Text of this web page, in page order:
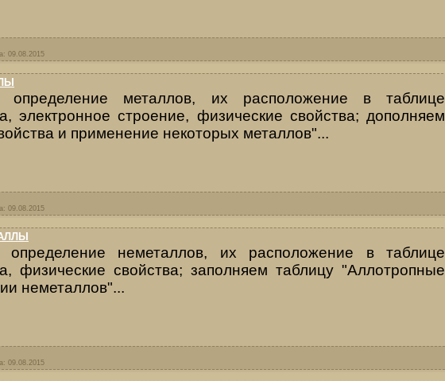
09.08.2015
определение металлов, их расположение в таблице
электронное строение, физические свойства; дополняем
и применение некоторых металлов"...
09.08.2015
определение неметаллов, их расположение в таблице
физические свойства; заполняем таблицу "Аллотропные
неметаллов"...
09.08.2015